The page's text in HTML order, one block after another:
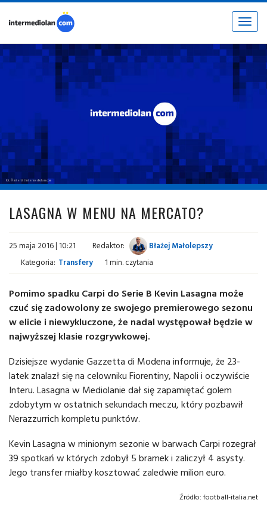
Toggle
fot. © inter.it / intermediolan.com
LASAGNA W MENU NA MERCATO?
25 maja 2016 | 10:21 Redaktor:
Błażej Małolepszy
Kategoria: Transfery 1 min. czytania
Pomimo spadku Carpi do Serie B Kevin Lasagna może
czuć się zadowolony ze swojego premierowego sezonu
w elicie i niewykluczone, że nadal występował będzie w
najwyższej klasie rozgrywkowej.
Dzisiejsze wydanie Gazzetta di Modena informuje, że 23-
latek znalazł się na celowniku Fiorentiny, Napoli i oczywiście
Interu. Lasagna w Mediolanie dał się zapamiętać golem
zdobytym w ostatnich sekundach meczu, który pozbawił
Nerazzurrich kompletu punktów.
Kevin Lasagna w minionym sezonie w barwach Carpi rozegrał
39 spotkań w których zdobył 5 bramek i zaliczył 4 asysty.
Jego transfer miałby kosztować zaledwie milion euro.
Źródło: football-italia.net